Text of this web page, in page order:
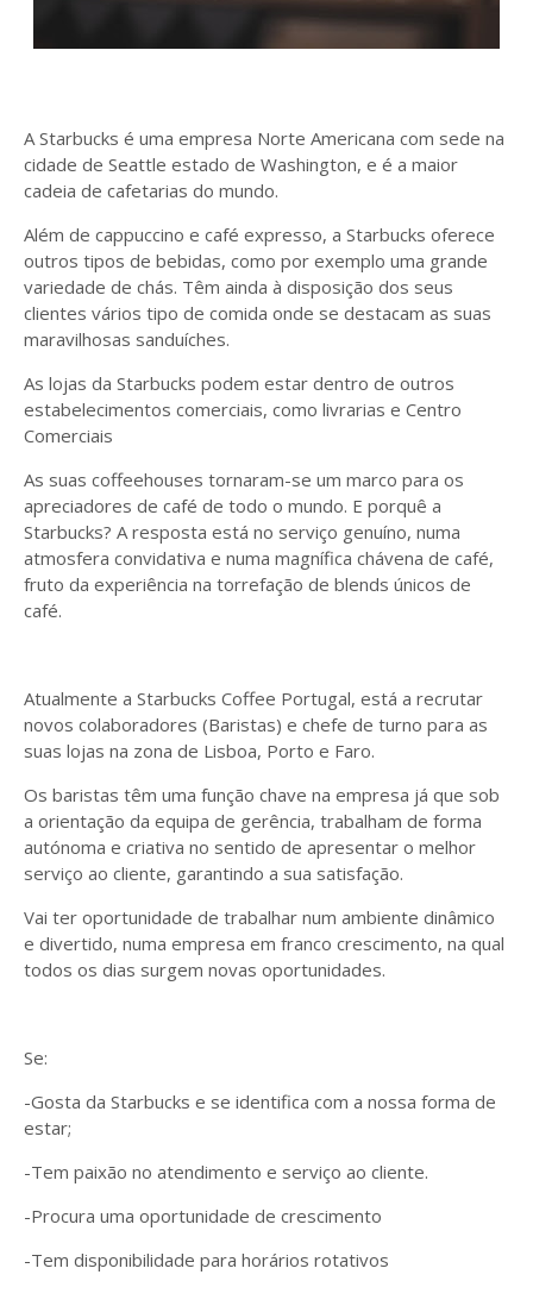
A Starbucks é uma empresa Norte Americana com sede na
cidade de Seattle estado de Washington, e é a maior
cadeia de cafetarias do mundo.
Além de cappuccino e café expresso, a Starbucks oferece
outros tipos de bebidas, como por exemplo uma grande
variedade de chás. Têm ainda à disposição dos seus
clientes vários tipo de comida onde se destacam as suas
maravilhosas sanduíches.
As lojas da Starbucks podem estar dentro de outros
estabelecimentos comerciais, como livrarias e Centro
Comerciais
As suas coffeehouses tornaram-se um marco para os
apreciadores de café de todo o mundo. E porquê a
Starbucks? A resposta está no serviço genuíno, numa
atmosfera convidativa e numa magnífica chávena de café,
fruto da experiência na torrefação de blends únicos de
café.
Atualmente a Starbucks Coffee Portugal, está a recrutar
novos colaboradores (Baristas) e chefe de turno para as
suas lojas na zona de Lisboa, Porto e Faro.
Os baristas têm uma função chave na empresa já que sob
a orientação da equipa de gerência, trabalham de forma
autónoma e criativa no sentido de apresentar o melhor
serviço ao cliente, garantindo a sua satisfação.
Vai ter oportunidade de trabalhar num ambiente dinâmico
e divertido, numa empresa em franco crescimento, na qual
todos os dias surgem novas oportunidades.
Se:
-Gosta da Starbucks e se identifica com a nossa forma de
estar;
-Tem paixão no atendimento e serviço ao cliente.
-Procura uma oportunidade de crescimento
-Tem disponibilidade para horários rotativos